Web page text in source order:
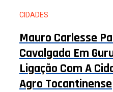
CIDADES
Mauro Carlesse
Cavalgada Em
Ligação Com A
Agro Tocantinense